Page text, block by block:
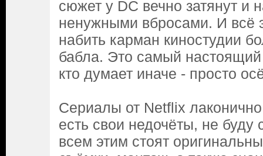
сюжет у DC вечно затянут и
ненужными вбросами. И всё
набить карман киностудии
бабла. Это самый
кто думает иначе - просто
Сериалы от Netflix
есть свои недочёты, не буду
всем этим стоят